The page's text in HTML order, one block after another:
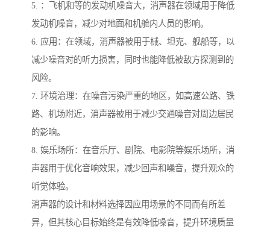
5. ：飞机和等的发动机噪音大，消声器在领域用于降低
发动机噪音，减少对地面和机舱内人员的影响。
6. 应用：在领域，消声器被用于械、坦克、舰船等，以
减少噪音对的听力损害，同时也能降低被敌方探测到的
风险。
7. 环境治理：在噪音污染严重的地区，如高速公路、铁
路、机场附近，消声器被用于减少交通噪音对周边居民
的影响。
8. 娱乐场所：在音乐厅、剧院、电影院等娱乐场所，消
声器用于优化音响效果，减少回声和噪音，提升观众的
听觉体验。
消声器的设计和材料选择因应用场景的不同而有所差
异，但其核心目标始终是有效降低噪音，提升环境质量